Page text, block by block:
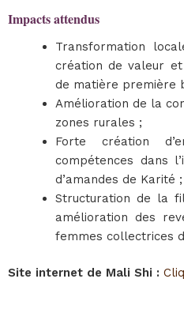
Impacts attendus
Transformation
création de valeur
de matière première
Amélioration de la
zones rurales ;
Forte création
compétences dans
d’amandes de Karité ;
Structuration de la
amélioration des
femmes collectrices
Site internet de Mali Shi :